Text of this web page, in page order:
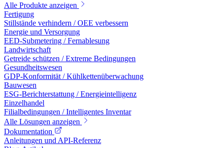
Alle Produkte anzeigen
Fertigung
Stillstände verhindern / OEE verbessern
Energie und Versorgung
EED-Submetering / Fernablesung
Landwirtschaft
Getreide schützen / Extreme Bedingungen
Gesundheitswesen
GDP-Konformität / Kühlkettenüberwachung
Bauwesen
ESG-Berichterstattung / Energieintelligenz
Einzelhandel
Filialbedingungen / Intelligentes Inventar
Alle Lösungen anzeigen
Dokumentation
Anleitungen und API-Referenz